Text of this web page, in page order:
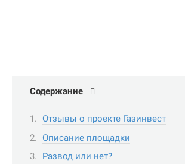
Содержание
Отзывы о проекте Газинвест
Описание площадки
Развод или нет?